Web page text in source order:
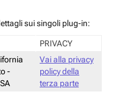
sui singoli plug-in:
PRIVACY
-
Vai alla privacy
policy della
terza parte